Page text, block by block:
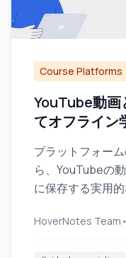
Course Platforms
YouTube動画
てオフライン
プラットフォー
ら、YouTubeの
に保存する実用
HoverNotes Team •